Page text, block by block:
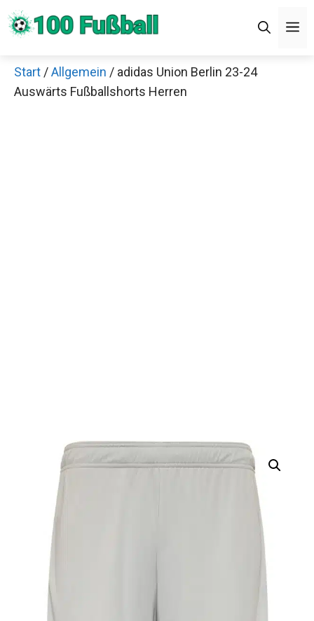
Zum
Inhalt
Start /Allgemein / adidas Union Berlin 23-24
Auswärts Fußballshorts Herren
Decathlon Sale